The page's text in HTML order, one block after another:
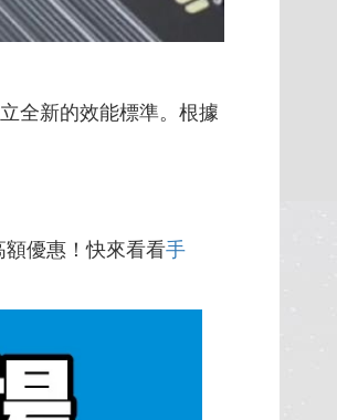
全新的效能標準。根據
額優惠！快來看看手